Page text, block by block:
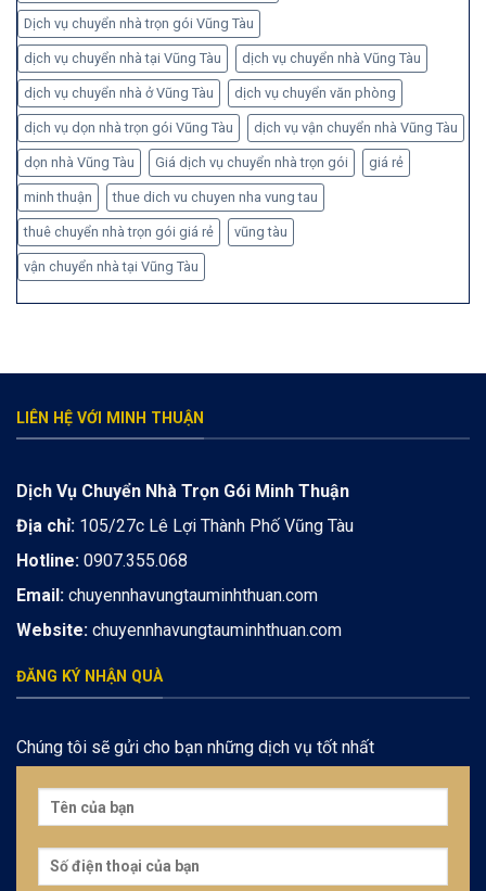
Dịch vụ chuyển nhà trọn gói Vũng Tàu
dịch vụ chuyển nhà tại Vũng Tàu dịch vụ chuyển nhà Vũng Tàu
dịch vụ chuyển nhà ở Vũng Tàu dịch vụ chuyển văn phòng
dịch vụ dọn nhà trọn gói Vũng Tàu dịch vụ vận chuyển nhà Vũng Tàu
dọn nhà Vũng Tàu Giá dịch vụ chuyển nhà trọn gói giá rẻ
minh thuận thue dich vu chuyen nha vung tau
thuê chuyển nhà trọn gói giá rẻ vũng tàu
vận chuyển nhà tại Vũng Tàu
LIÊN HỆ VỚI MINH THUẬN
Dịch Vụ Chuyển Nhà Trọn Gói Minh Thuận
Địa chỉ: 105/27c Lê Lợi Thành Phố Vũng Tàu
Hotline: 0907.355.068
Email: chuyennhavungtauminhthuan.com
Website: chuyennhavungtauminhthuan.com
ĐĂNG KÝ NHẬN QUÀ
Chúng tôi sẽ gửi cho bạn những dịch vụ tốt nhất